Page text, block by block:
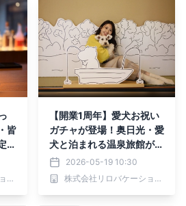
皆
・
株式会社リロバケーションズ
【開業1周年】愛犬お祝い
ガチャが登場！奥日光・愛
犬と泊まれる温泉旅館が4
大特典付プラン販売開始｜
2026年5月より
2026-05-19 10:30
株式会社リロバケーションズ